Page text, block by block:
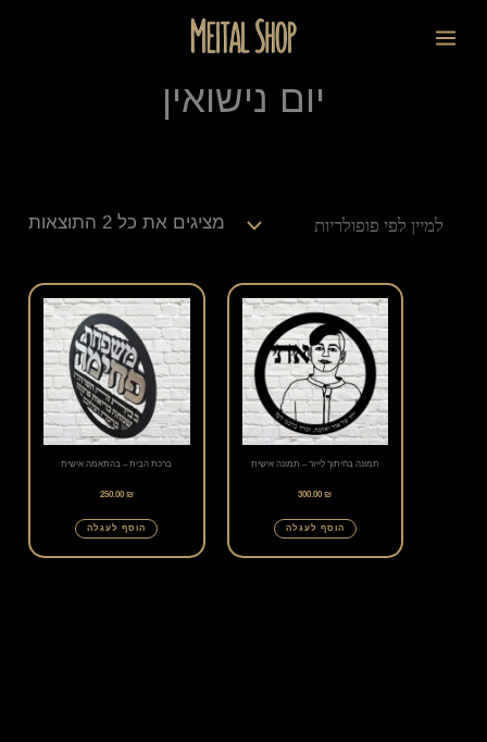
לתוכן
יום נישואין
מציגים את כל ⁦2⁩ התוצאות
תמונה בחיתוך לייזר – תמונה אישית
300.00₪
הוסף לעגלה
ברכת הבית – בהתאמה אישית
250.00 ₪
הוסף לעגלה